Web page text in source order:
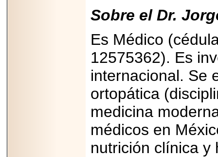
Sobre el Dr.
Es Médico
12575362). Es
internacional. Se
ortopática
medicina
médicos en
nutrición clínica y